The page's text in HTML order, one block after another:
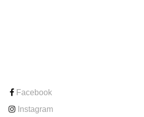
Facebook
Instagram